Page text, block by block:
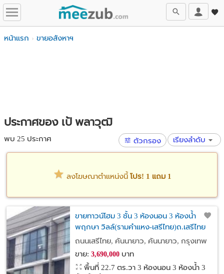
หน้าแรก ขายอสังหาฯ
ประกาศของ เป้ พลาวุฒิ
พบ 25 ประกาศ ตัวกรอง เรียงลำดับ
ลงโฆษณาตำแหน่งนี้ โปร! 1 แถม 1
ขายทาวน์โฮม 3 ชั้น 3 ห้องนอน 3 ห้องน้ำ
พฤกษา วิลล์(รามคำแหง-เสรีไทย)ถ.เสรีไทย
ใกล้สวนสยาม ถ.วงแหวนตะวันออก และนิคม
ถนนเสรีไทย, คันนายาว, คันนายาว, กรุงเทพ
ขาย: 3,690,000บาท
พื้นที่ 22.7 ตร.วา 3 ห้องนอน 3 ห้องน้ำ 3